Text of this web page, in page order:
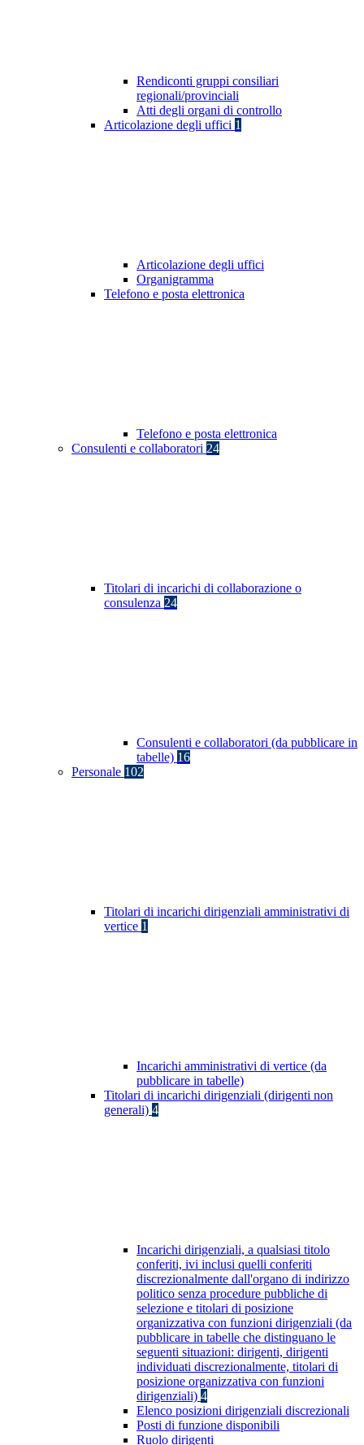
Rendiconti gruppi consiliari
regionali/provinciali
Atti degli organi di controllo
Articolazione degli uffici 1
Articolazione degli uffici
Organigramma
Telefono e posta elettronica
Telefono e posta elettronica
Consulenti e collaboratori 24
Titolari di incarichi di collaborazione o
consulenza 24
Consulenti e collaboratori (da pubblicare in
tabelle) 16
Personale 102
Titolari di incarichi dirigenziali amministrativi di
vertice 1
Incarichi amministrativi di vertice (da
pubblicare in tabelle)
Titolari di incarichi dirigenziali (dirigenti non
generali) 4
Incarichi dirigenziali, a qualsiasi titolo
conferiti, ivi inclusi quelli conferiti
discrezionalmente dall'organo di indirizzo
politico senza procedure pubbliche di
selezione e titolari di posizione
organizzativa con funzioni dirigenziali (da
pubblicare in tabelle che distinguano le
seguenti situazioni: dirigenti, dirigenti
individuati discrezionalmente, titolari di
posizione organizzativa con funzioni
dirigenziali) 4
Elenco posizioni dirigenziali discrezionali
Posti di funzione disponibili
Ruolo dirigenti